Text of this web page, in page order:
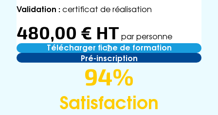
Validation :certificat de réalisation
480,00 € HT par personne
Télécharger fiche de formation
Pré-inscription
94%
Satisfaction